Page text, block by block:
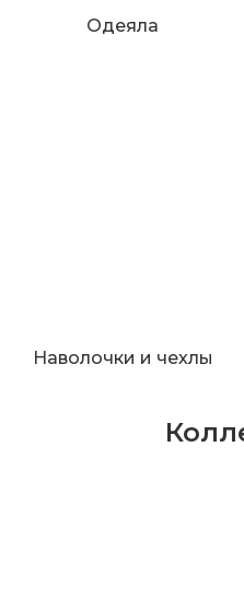
Одеяла
Наволочки и чехлы